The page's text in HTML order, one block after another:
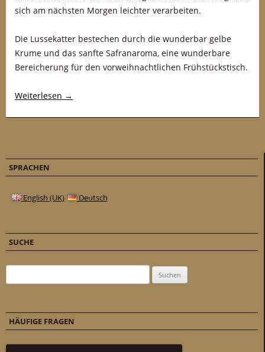
sich am nächsten Morgen leichter verarbeiten.
Die Lussekatter bestechen durch die wunderbar gelbe
Krume und das sanfte Safranaroma, eine wunderbare
Bereicherung für den vorweihnachtlichen Frühstückstisch.
Weiterlesen →
SPRACHEN
English (UK) Deutsch
SUCHE
HÄUFIGE FRAGEN